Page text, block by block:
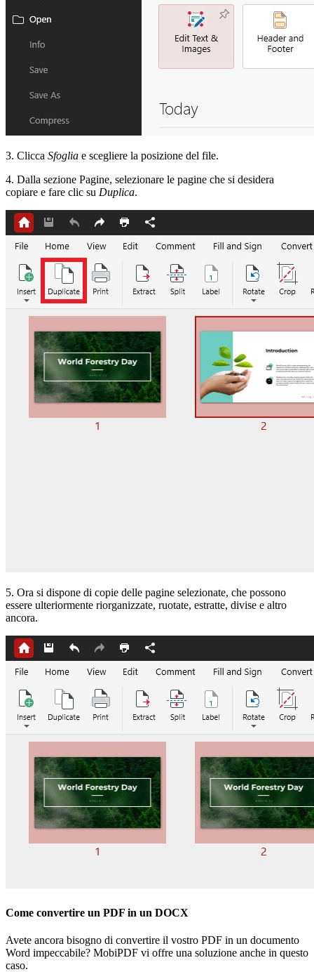
3. Clicca Sfoglia e scegliere la posizione del file.
4. Dalla sezione Pagine, selezionare le pagine che si desidera
copiare e fare clic su Duplica.
5. Ora si dispone di copie delle pagine selezionate, che possono
essere ulteriormente riorganizzate, ruotate, estratte, divise e altro
ancora.
Come convertire un PDF in un DOCX
Avete ancora bisogno di convertire il vostro PDF in un documento
Word impeccabile? MobiPDF vi offre una soluzione anche in questo
caso.